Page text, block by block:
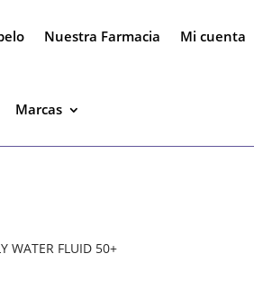
Nuestra Farmacia Mi cuenta
Marcas
WATER FLUID 50+